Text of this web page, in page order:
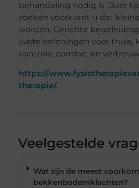
behandeling nodig is. Door
zoeken voorkomt u dat
worden. Gerichte
juiste oefeningen voor thuis,
controle, comfort en
https://
therapie/
Veelgestelde
Wat zijn de meest
bekkenbodemklachten?